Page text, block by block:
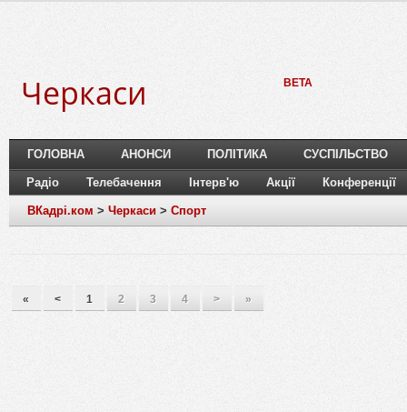
Черкаси BETA
ГОЛОВНА АНОНСИ ПОЛІТИКА СУСПІЛЬСТВО
Радіо Телебачення Інтерв'ю Акції Конференції
ВКадрі.ком > Черкаси > Спорт
« < 1 2 3 4 > »